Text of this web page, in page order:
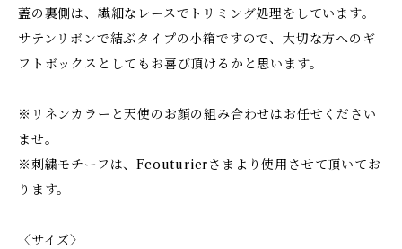
蓋の裏側は、繊細なレースでトリミング処理をしています。
サテンリボンで結ぶタイプの小箱ですので、大切な方へのギ
フトボックスとしてもお喜び頂けるかと思います。
※リネンカラーと天使のお顔の組み合わせはお任せください
ませ。
※刺繍モチーフは、Fcouturierさまより使用させて頂いてお
ります。
〈サイズ〉